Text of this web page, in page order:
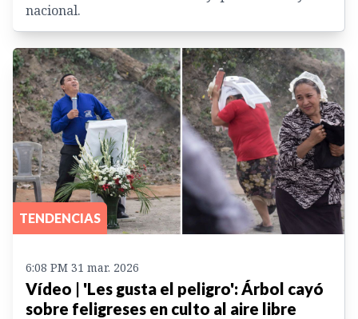
nacional.
TENDENCIAS
6:08 PM 31 mar. 2026
Vídeo | 'Les gusta el peligro': Árbol cayó
sobre feligreses en culto al aire libre